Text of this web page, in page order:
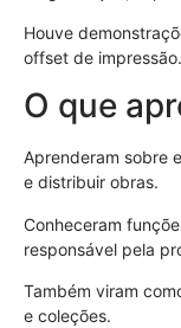
Houve
offset de impressão.
O que
Aprenderam sobre
e distribuir obras.
Conheceram
responsável pela
Também viram
e coleções.